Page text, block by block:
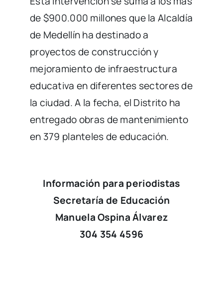
de $900.000 millones que la Alcaldía
de Medellín ha destinado a
proyectos de construcción y
mejoramiento de infraestructura
educativa en diferentes sectores de
la ciudad. A la fecha, el Distrito ha
entregado obras de mantenimiento
en 379 planteles de educación.
Información para periodistas
Secretaría de Educación
Manuela Ospina Álvarez
304 354 4596